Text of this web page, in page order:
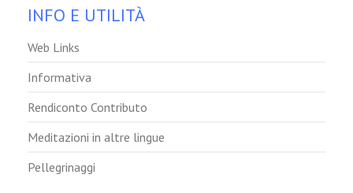
INFO E UTILITÀ
Web Links
Informativa
Rendiconto Contributo
Meditazioni in altre lingue
Pellegrinaggi